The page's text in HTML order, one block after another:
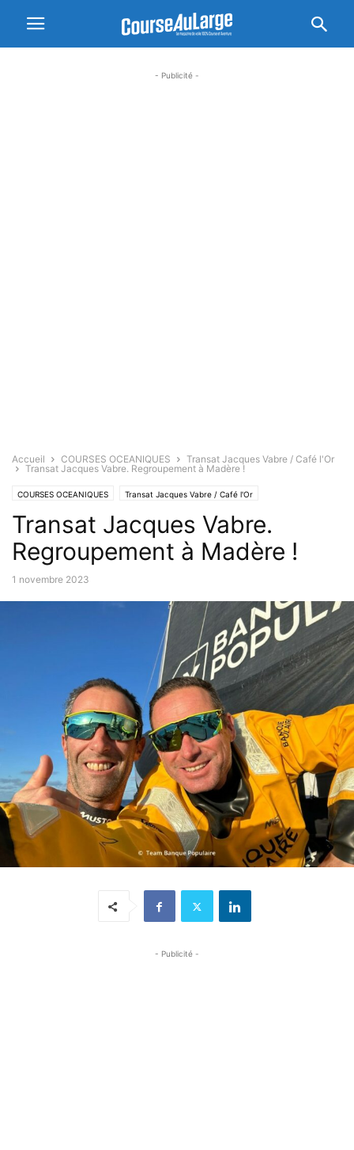
- Publicité -
Accueil COURSES OCEANIQUES
Transat Jacques Vabre / Café l'Or
Transat Jacques Vabre. Regroupement à Madère !
COURSES OCEANIQUES Transat Jacques Vabre / Café l'Or
Transat Jacques Vabre.
Regroupement à Madère !
1 novembre 2023
- Publicité -